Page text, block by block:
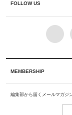
FOLLOW US
MEMBERSHIP
編集部から届くメールマガジ